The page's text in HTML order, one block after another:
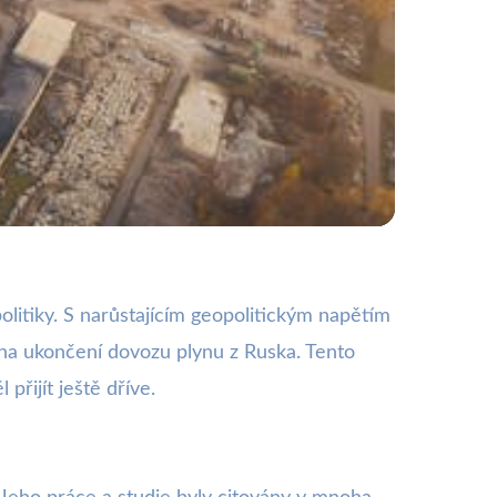
Pavel vysvětluje
S narůstajícím geopolitickým napětím
ukončení dovozu plynu z Ruska. Tento
přijít ještě dříve.